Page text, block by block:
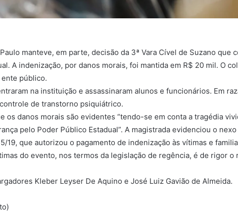
manteve, em parte, decisão da 3ª Vara Cível de Suzano que
A indenização, por danos morais, foi mantida em R$ 20 mil. O
público.
na instituição e assassinaram alunos e funcionários. Em
de transtorno psiquiátrico.
os danos morais são evidentes “tendo-se em conta a tragédia
pelo Poder Público Estadual”. A magistrada evidenciou o
19, que autorizou o pagamento de indenização às vítimas e
do evento, nos termos da legislação de regência, é de rigor
Kleber Leyser De Aquino e José Luiz Gavião de Almeida.